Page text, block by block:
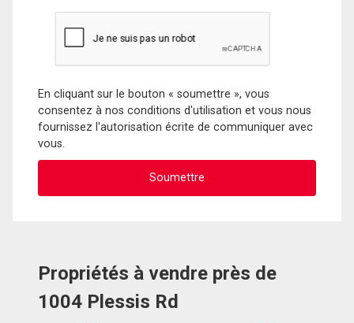
En cliquant sur le bouton « soumettre », vous
consentez à nos conditions d'utilisation et vous nous
fournissez l'autorisation écrite de communiquer avec
vous.
Propriétés à vendre près de
1004 Plessis Rd